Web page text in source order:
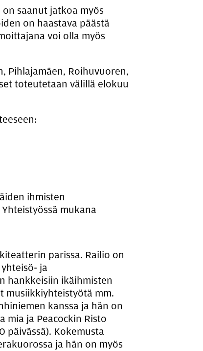
saanut jatkoa myös
on haastava päästä
voi olla myös
Pihlajamäen, Roihuvuoren,
toteutetaan välillä elokuu
ihmisten
mukana
parissa. Railio on
ja
hankkeisiin ikäihmisten
musiikkiyhteistyötä mm.
kanssa ja hän on
mia ja Peacockin Risto
päivässä). Kokemusta
ja hän on myös